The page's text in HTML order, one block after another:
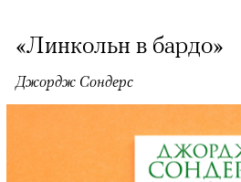
«Линкольн в бардо»
Джордж Сондерс